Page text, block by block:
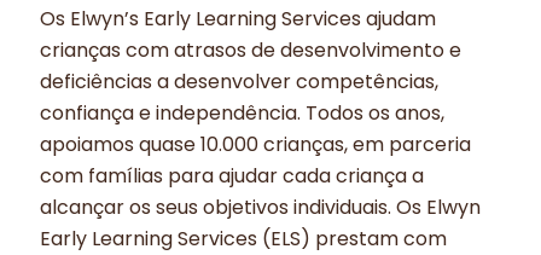
Os Elwyn’s Early Learning Services ajudam
crianças com atrasos de desenvolvimento e
deficiências a desenvolver competências,
confiança e independência. Todos os anos,
apoiamos quase 10.000 crianças, em parceria
com famílias para ajudar cada criança a
alcançar os seus objetivos individuais. Os Elwyn
Early Learning Services (ELS) prestam com